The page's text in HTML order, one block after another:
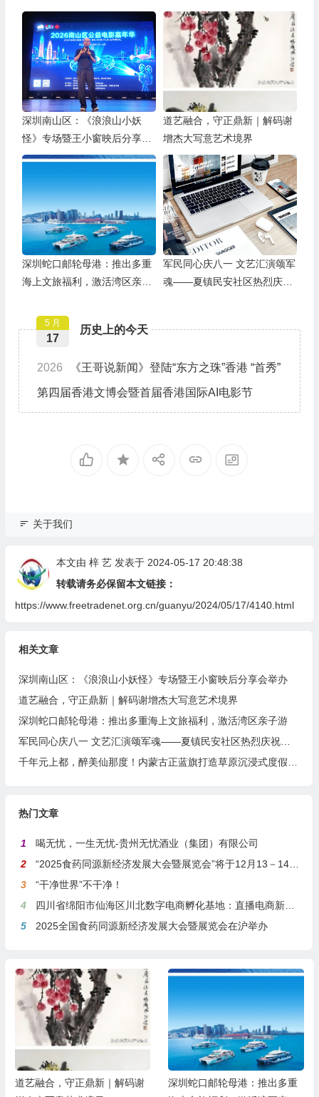
深圳南山区：《浪浪山小妖
怪》专场暨王小窗映后分享会
举办
道艺融合，守正鼎新｜解码谢
增杰大写意艺术境界
深圳蛇口邮轮母港：推出多重
海上文旅福利，激活湾区亲子
军民同心庆八一 文艺汇演颂军
魂——夏镇民安社区热烈庆祝
历史上的今天
5 月
17
2026 《王哥说新闻》登陆“东方之珠”香港 “首秀”
第四届香港文博会暨首届香港国际AI电影节
关于我们
本文由 梓 艺发表于 2024-05-17 20:48:38
转载请务必保留本文链接：
https://www.freetradenet.org.cn/guanyu/2024/05/17/4140.html
相关文章
深圳南山区：《浪浪山小妖怪》专场暨王小窗映后分享会举办
道艺融合，守正鼎新｜解码谢增杰大写意艺术境界
深圳蛇口邮轮母港：推出多重海上文旅福利，激活湾区亲子游
军民同心庆八一 文艺汇演颂军魂——夏镇民安社区热烈庆祝建军99周年
热门文章
1
喝无忧，一生无忧-贵州无忧酒业（集团）有限公司
2
“2025食药同源新经济发展大会暨展览会”将于12月13－14日在沪举行
3
“干净世界”不干净！
4
四川省绵阳市仙海区川北数字电商孵化基地：直播电商新引擎，预计年产值达5亿
5
2025全国食药同源新经济发展大会暨展览会在沪举办
道艺融合，守正鼎新｜解码谢
深圳蛇口邮轮母港：推出多重